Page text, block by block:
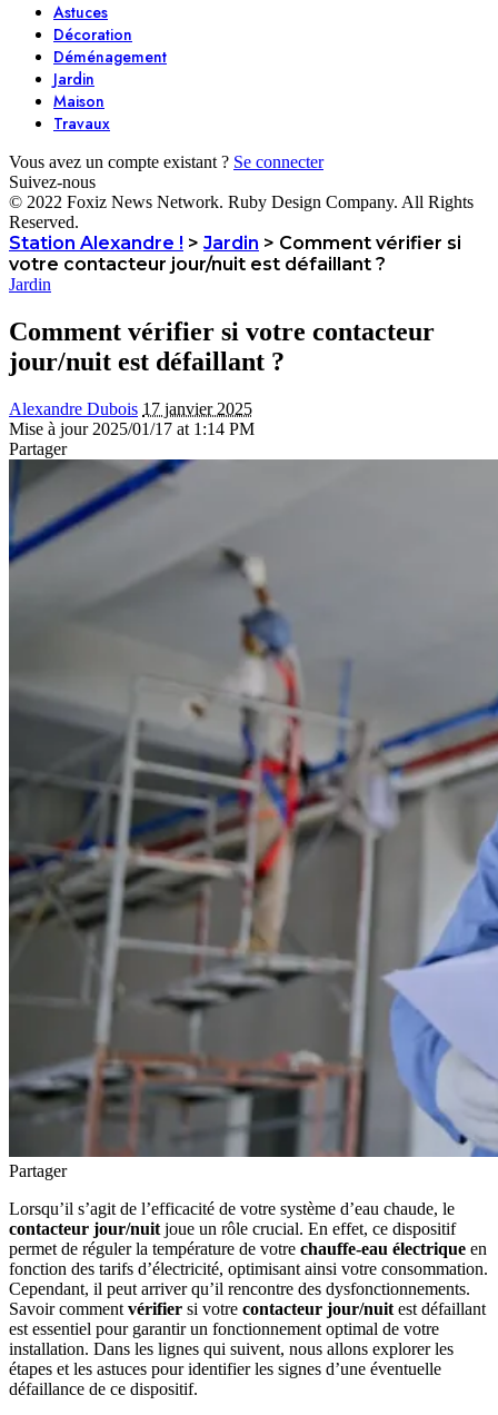
Astuces
Décoration
Déménagement
Jardin
Maison
Travaux
Vous avez un compte existant ? Se connecter
Suivez-nous
© 2022 Foxiz News Network. Ruby Design Company. All Rights
Reserved.
Station Alexandre ! > Jardin > Comment vérifier si
votre contacteur jour/nuit est défaillant ?
Jardin
Comment vérifier si votre contacteur
jour/nuit est défaillant ?
Alexandre Dubois 17 janvier 2025
Mise à jour 2025/01/17 at 1:14 PM
Partager
Partager
Lorsqu’il s’agit de l’efficacité de votre système d’eau chaude, le
contacteur jour/nuit joue un rôle crucial. En effet, ce dispositif
permet de réguler la température de votre chauffe-eau électrique en
fonction des tarifs d’électricité, optimisant ainsi votre consommation.
Cependant, il peut arriver qu’il rencontre des dysfonctionnements.
Savoir comment vérifier si votre contacteur jour/nuit est défaillant
est essentiel pour garantir un fonctionnement optimal de votre
installation. Dans les lignes qui suivent, nous allons explorer les
étapes et les astuces pour identifier les signes d’une éventuelle
défaillance de ce dispositif.